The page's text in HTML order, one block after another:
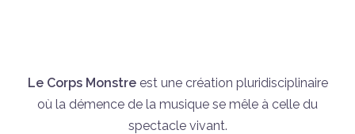
Le Corps Monstreest une création pluridisciplinaire
où la démence de la musique se mêle à celle du
spectacle vivant.